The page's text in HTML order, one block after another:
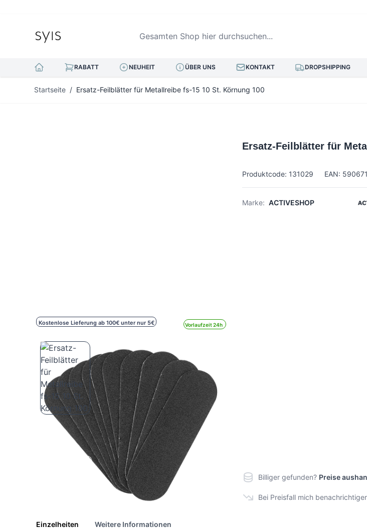
Gesamten Shop hier durchsuchen...
RABATT NEUHEIT ÜBER UNS KONTAKT DROPSHIPPING
Startseite / Ersatz-Feilblätter für Metallreibe fs-15 10 St. Körnung 100
Kostenlose Lieferung ab 100€ unter nur 5€ Vorlaufzeit 24h
Ersatz-Feilblätter für
Produktcode: 131029 EAN:
Marke: ACTIVESHOP
Billiger gefunden? Preise
Bei Preisfall mich
Einzelheiten Weitere Informationen